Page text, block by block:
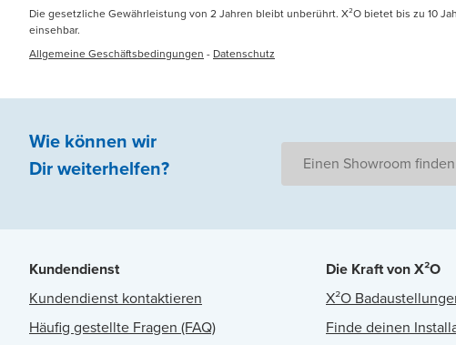
Die gesetzliche Gewährleistung von 2 Jahren bleibt unberührt. X²O bietet bis zu 10
einsehbar.
Allgemeine Geschäftsbedingungen - Datenschutz
Wie können wir
Dir weiterhelfen? Einen Showroom finden
Kundendienst
Kundendienst kontaktieren
Häufig gestellte Fragen (FAQ)
Die Kraft von X²O
X²O
Finde deinen